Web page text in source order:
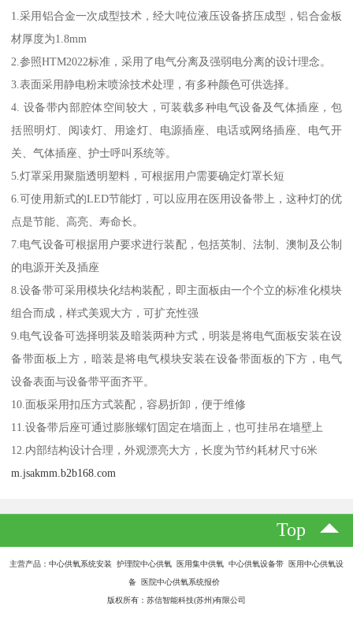
1.采用铝合金一次成型技术，经大吨位液压设备挤压成型，铝合金板
材厚度为1.8mm
2.参照HTM2022标准，采用了电气分离及强弱电分离的设计理念。
3.表面采用静电粉末喷涂技术处理，有多种颜色可供选择。
4. 设备带内部腔体空间较大，可装载多种电气设备及气体插座，包
括照明灯、阅读灯、用途灯、电源插座、电话或网络插座、电气开
关、气体插座、护士呼叫系统等。
5.灯罩采用聚脂透明塑料，可根据用户需要确定灯罩长短
6.可使用新式的LED节能灯，可以应用在医用设备带上，这种灯的优
点是节能、高亮、寿命长。
7.电气设备可根据用户要求进行装配，包括英制、法制、澳制及公制
的电源开关及插座
8.设备带可采用模块化结构装配，即主面板由一个个立的标准化模块
组合而成，样式美观大方，可扩充性强
9.电气设备可选择明装及暗装两种方式，明装是将电气面板安装在设
备带面板上方，暗装是将电气模块安装在设备带面板的下方，电气
设备表面与设备带平面齐平。
10.面板采用扣压方式装配，容易折卸，便于维修
11.设备带后座可通过膨胀螺钉固定在墙面上，也可挂吊在墙壁上
12.内部结构设计合理，外观漂亮大方，长度为节约耗材尺寸6米
m.jsakmm.b2b168.com
Top
主营产品：中心供氧系统安装 护理院中心供氧 医用集中供氧 中心供氧设备带 医用中心供氧设
备 医院中心供氧系统报价
版权所有：苏信智能科技(苏州)有限公司